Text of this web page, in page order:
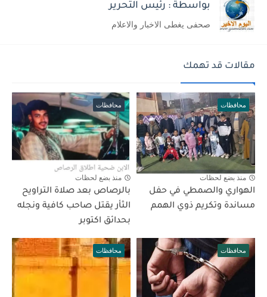
بواسطة : رئيس التحرير
صحفى يغطى الاخبار والاعلام
مقالات قد تهمك
محافظات
منذ بضع لحظات
الهواري والصمطي في حفل
مساندة وتكريم ذوي الهمم
محافظات
منذ بضع لحظات
بالرصاص بعد صلاة التراويح
الثأر يقتل صاحب كافية ونجله
بحدائق اكتوبر
محافظات محافظات